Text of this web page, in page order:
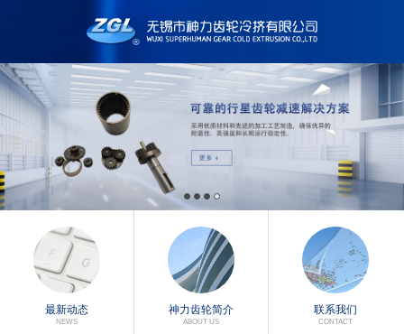
最新动态
NEWS
神力齿轮简介
ABOUT US
联系我们
CONTACT